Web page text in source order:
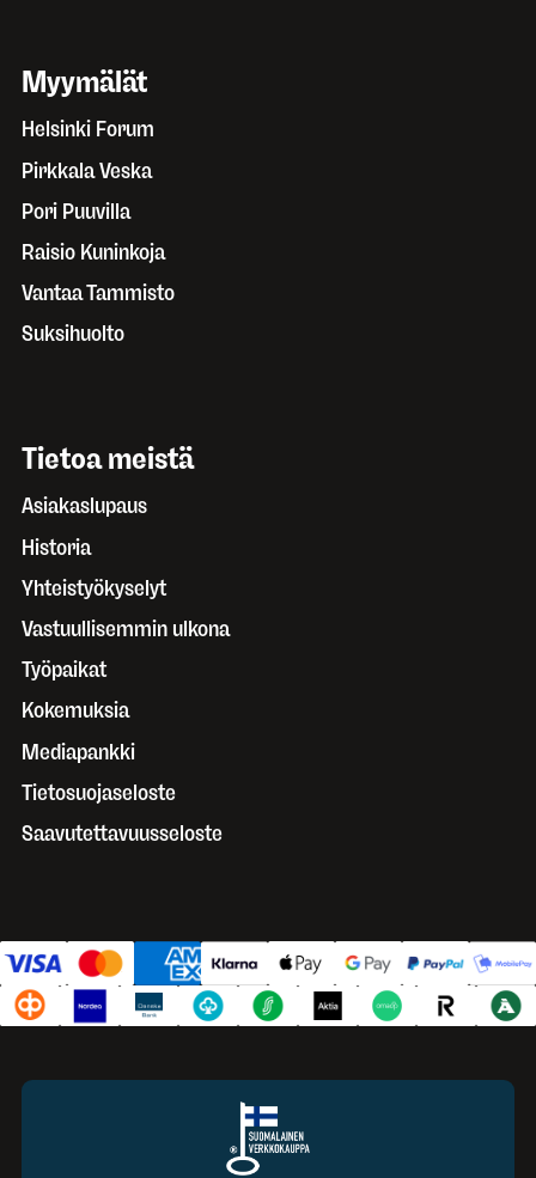
Myymälät
Helsinki Forum
Pirkkala Veska
Pori Puuvilla
Raisio Kuninkoja
Vantaa Tammisto
Suksihuolto
Tietoa meistä
Asiakaslupaus
Historia
Yhteistyökyselyt
Vastuullisemmin ulkona
Työpaikat
Kokemuksia
Mediapankki
Tietosuojaseloste
Saavutettavuusseloste